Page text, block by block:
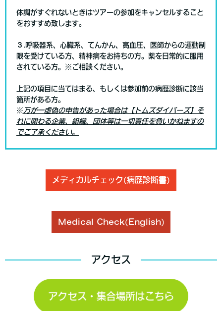
体調がすぐれないときはツアーの参加をキャンセルすること
をおすすめ致します。
３.呼吸器系、心臓系、てんかん、高血圧、医師からの運動制
限を受けている方、精神病をお持ちの方。薬を日常的に服用
されている方。※ご相談ください。
上記の項目に当てはまる、もしくは参加前の病歴診断に該当
箇所がある方。
※ 万が一虚偽の申告があった場合は【トムズダイバーズ】そ
れに関わる企業、組織、団体等は一切責任を負いかねますの
でご了承ください。
メディカルチェック(病歴診断書)
Medical Check(English)
アクセス
アクセス・集合場所はこちら